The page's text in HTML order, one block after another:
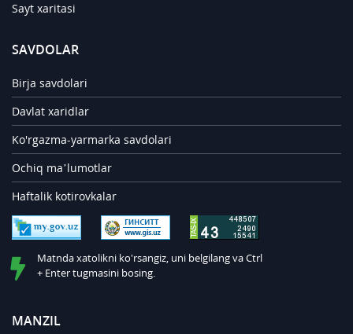
Sayt xaritasi
SAVDOLAR
Birja savdolari
Davlat xaridlar
Ko'rgazma-yarmarka savdolari
Ochiq ma’lumotlar
Haftalik kotirovkalar
Matnda xatolikni ko'rsangiz, uni belgilang va Ctrl
+ Enter tugmasini bosing.
MANZIL